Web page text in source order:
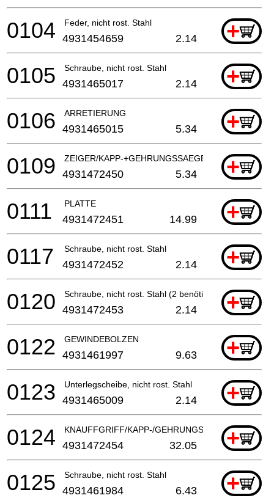
Feder, nicht rost. Stahl +
0104 4931454659 2.14
Schraube, nicht rost. Stahl +
0105 4931465017 2.14
ARRETIERUNG +
0106 4931465015 5.34
ZEIGER/KAPP-+GEHRUNGSSAEGE +
0109 4931472450 5.34
PLATTE +
0111 4931472451 14.99
Schraube, nicht rost. Stahl +
0117 4931472452 2.14
Schraube, nicht rost. Stahl (2 benötigt) +
0120 4931472453 2.14
GEWINDEBOLZEN +
0122 4931461997 9.63
Unterlegscheibe, nicht rost. Stahl +
0123 4931465009 2.14
KNAUFFGRIFF/KAPP-/GEHRUNGSSAeGE+
0124 4931472454 32.05
Schraube, nicht rost. Stahl +
0125 4931461984 6.43